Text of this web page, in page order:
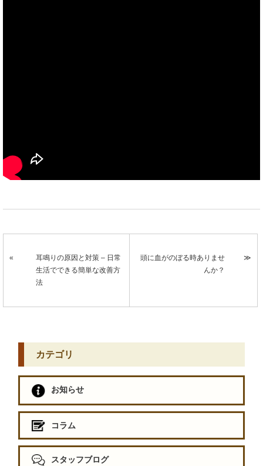
耳鳴りの原因と対策 – 日常
生活でできる簡単な改善方
法
頭に血がのぼる時ありませ
んか？
カテゴリ
お知らせ
コラム
スタッフブログ